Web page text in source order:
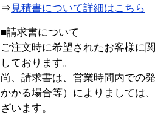
⇒ 見積書について詳細はこちら
■請求書について
ご注文時に希望されたお客様に
しております。
尚、請求書は、営業時間内での
かかる場合等）によりましては
ざいます。